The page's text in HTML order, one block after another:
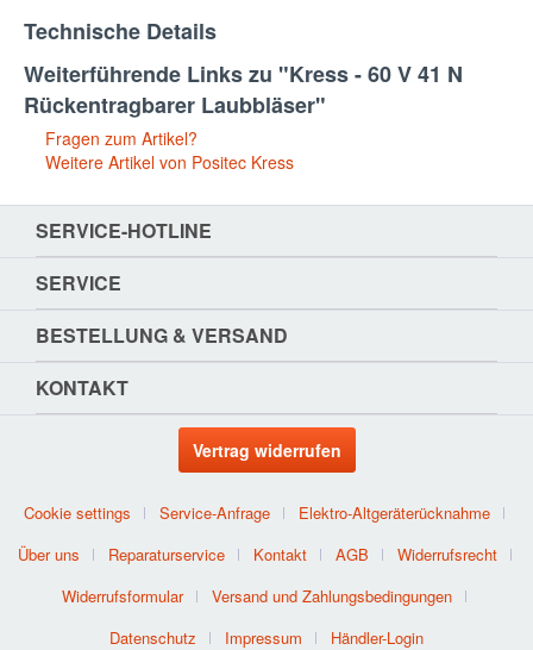
Technische Details
Weiterführende Links zu "Kress - 60 V 41 N
Rückentragbarer Laubbläser"
Fragen zum Artikel?
Weitere Artikel von Positec Kress
SERVICE-HOTLINE
SERVICE
BESTELLUNG & VERSAND
KONTAKT
Vertrag widerrufen
Cookie settings Service-Anfrage
Elektro-Altgeräterücknahme
Über uns
Reparaturservice Kontakt AGB
Widerrufsrecht
Widerrufsformular
Versand und Zahlungsbedingungen
Datenschutz
Impressum
Händler-Login